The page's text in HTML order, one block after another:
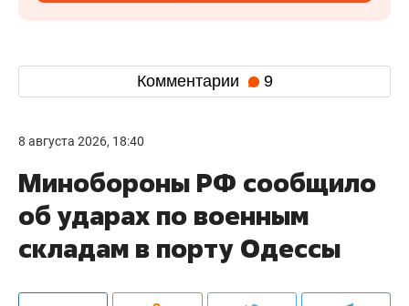
Комментарии 9
8 августа 2026, 18:40
Минобороны РФ сообщило
об ударах по военным
складам в порту Одессы